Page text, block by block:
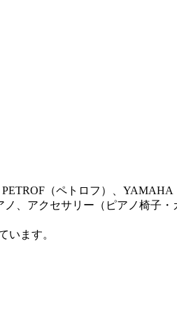
（ペトロフ）、
、アクセサリー（ピアノ椅子
います。